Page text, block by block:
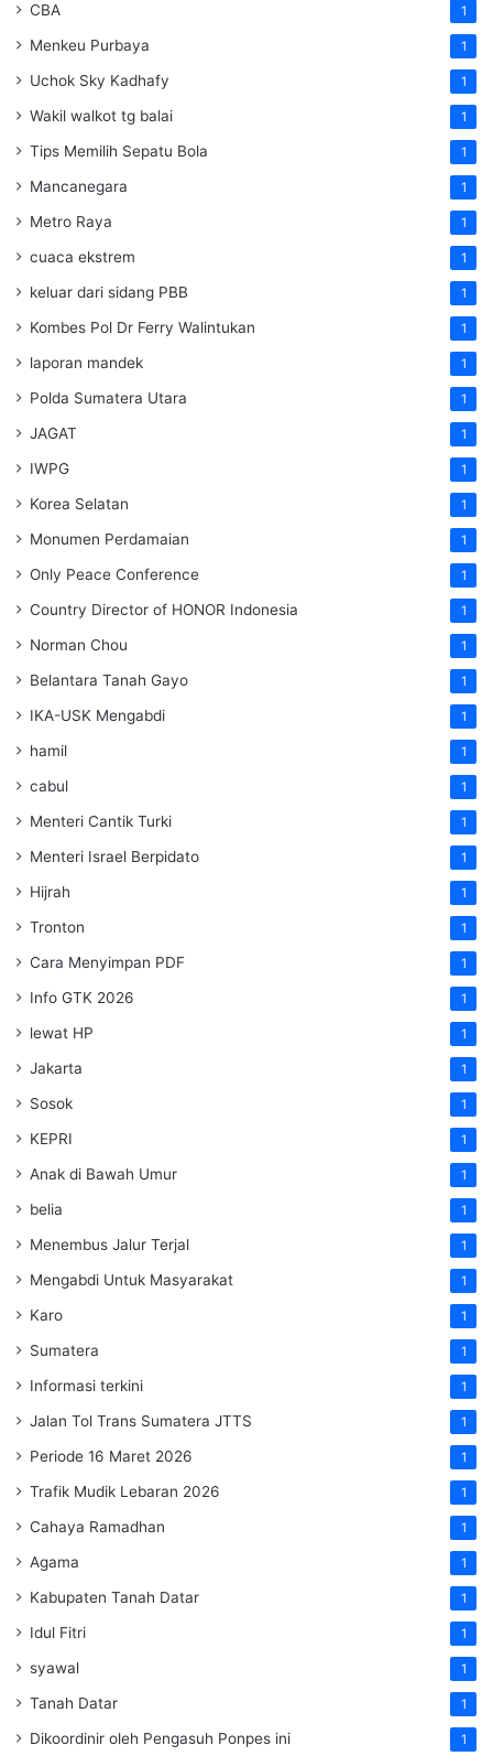
CBA 1
Menkeu Purbaya 1
Uchok Sky Kadhafy 1
Wakil walkot tg balai 1
Tips Memilih Sepatu Bola 1
Mancanegara 1
Metro Raya 1
cuaca ekstrem 1
keluar dari sidang PBB 1
Kombes Pol Dr Ferry Walintukan 1
laporan mandek 1
Polda Sumatera Utara 1
JAGAT 1
IWPG 1
Korea Selatan 1
Monumen Perdamaian 1
Only Peace Conference 1
Country Director of HONOR Indonesia 1
Norman Chou 1
Belantara Tanah Gayo 1
IKA-USK Mengabdi 1
hamil 1
cabul 1
Menteri Cantik Turki 1
Menteri Israel Berpidato 1
Hijrah 1
Tronton 1
Cara Menyimpan PDF 1
Info GTK 2026 1
lewat HP 1
Jakarta 1
Sosok 1
KEPRI 1
Anak di Bawah Umur 1
belia 1
Menembus Jalur Terjal 1
Mengabdi Untuk Masyarakat 1
Karo 1
Sumatera 1
Informasi terkini 1
Jalan Tol Trans Sumatera JTTS 1
Periode 16 Maret 2026 1
Trafik Mudik Lebaran 2026 1
Cahaya Ramadhan 1
Agama 1
Kabupaten Tanah Datar 1
Idul Fitri 1
syawal 1
Tanah Datar 1
Dikoordinir oleh Pengasuh Ponpes ini 1